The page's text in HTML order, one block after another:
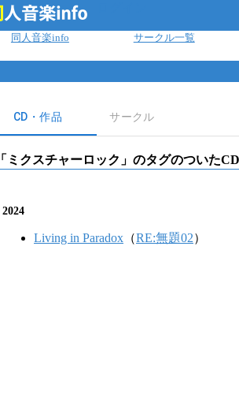
同人音楽info サークル一覧
CD・作品 サークル
「 ミクスチャーロック 」のタグのついたCD
2024
Living in Paradox （RE:無題02）